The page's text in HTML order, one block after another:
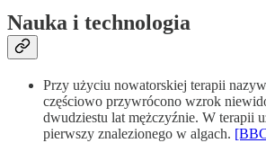
Nauka i technologia
Przy użyciu nowatorskiej terapii
częściowo przywrócono wzrok
dwudziestu lat mężczyźnie. W terapii
pierwszy znalezionego w algach.